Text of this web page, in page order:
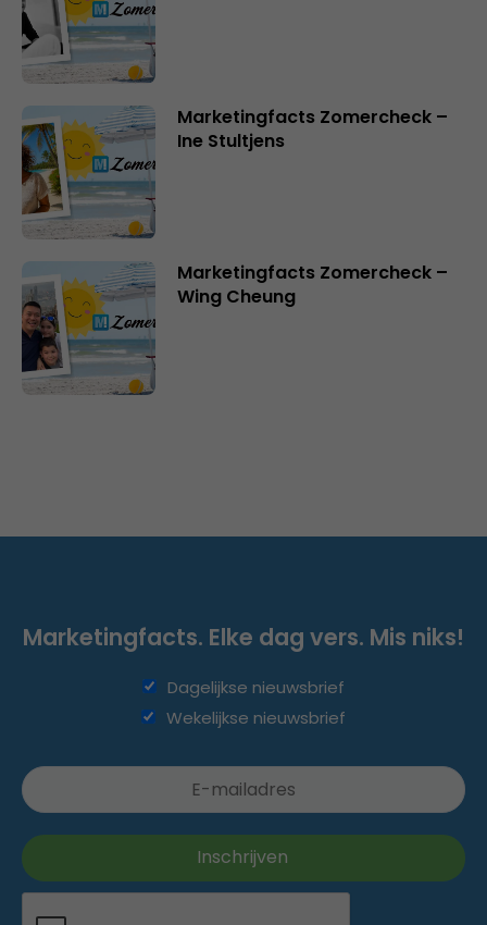
Marketingfacts Zomercheck –
Ine Stultjens
Marketingfacts Zomercheck –
Wing Cheung
Marketingfacts. Elke dag vers. Mis niks!
Dagelijkse nieuwsbrief
Wekelijkse nieuwsbrief